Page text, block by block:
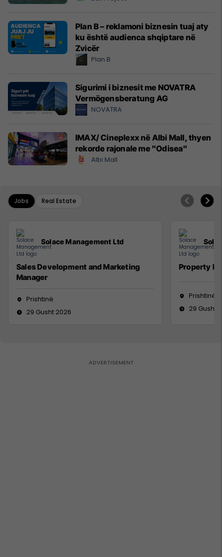
Plan B – reklamoni biznesin tuaj aty
ku është audienca shqiptare në
Zvicër
Plan B
Sigurimi i biznesit me NOVATRA
Vermögensberatung AG
NOVATRA
IMAX/ Cineplexx në Albi Mall, thyen
rekorde rajonale me "Odisea"
Albi Mall
Jobs Real Estate
Solace Management Ltd
Sales Development and Marketing
Manager
Prishtinë
29 Gusht 2026
Property
Prishtinë
29 Gusht